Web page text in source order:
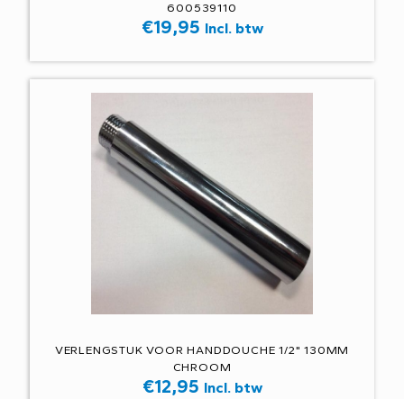
600539110
€19,95 Incl. btw
VERLENGSTUK VOOR HANDDOUCHE 1/2" 130MM
CHROOM
€12,95 Incl. btw